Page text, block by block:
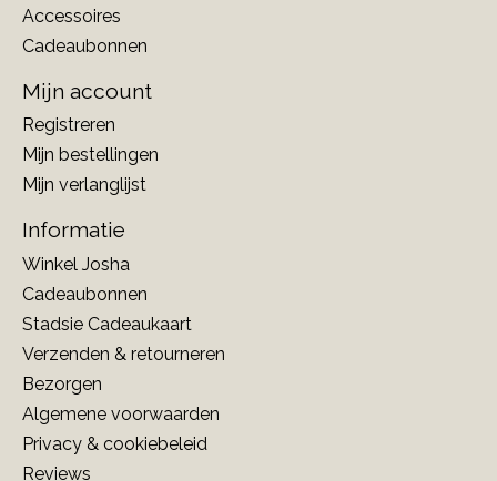
Accessoires
Cadeaubonnen
Mijn account
Registreren
Mijn bestellingen
Mijn verlanglijst
Informatie
Winkel Josha
Cadeaubonnen
Stadsie Cadeaukaart
Verzenden & retourneren
Bezorgen
Algemene voorwaarden
Privacy & cookiebeleid
Reviews